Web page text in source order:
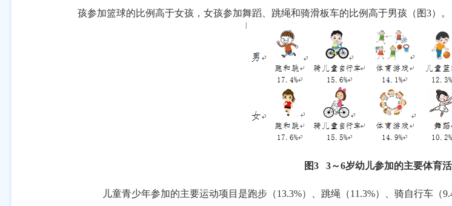
孩参加篮球的比例高于女孩，女孩参加舞蹈、跳绳和骑滑板车的比例高于男孩（图3）。
图3 3～6岁幼儿参加的主要体育
儿童青少年参加的主要运动项目是跑步（13.3%）、跳绳（11.3%）、骑自行车（